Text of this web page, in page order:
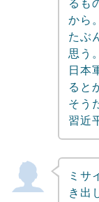
るも
から。
たぶ
思う。
日本
ると
そう
習近
ミサ
き出